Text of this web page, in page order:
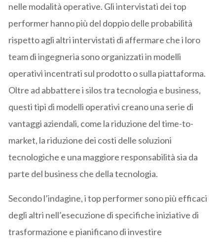
nelle modalità operative. Gli intervistati dei top
performer hanno più del doppio delle probabilità
rispetto agli altri intervistati di affermare che i loro
team di ingegneria sono organizzati in modelli
operativi incentrati sul prodotto o sulla piattaforma.
Oltre ad abbattere i silos tra tecnologia e business,
questi tipi di modelli operativi creano una serie di
vantaggi aziendali, come la riduzione del time-to-
market, la riduzione dei costi delle soluzioni
tecnologiche e una maggiore responsabilità sia da
parte del business che della tecnologia.
Secondo l’indagine, i top performer sono più efficaci
degli altri nell’esecuzione di specifiche iniziative di
trasformazione e pianificano di investire